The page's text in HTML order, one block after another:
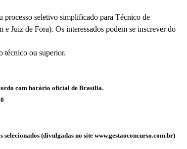
processo seletivo simplificado para Técnico de
Juiz de Fora). Os interessados podem se inscrever do
técnico ou superior.
com horário oficial de Brasília.
(divulgadas no site www.gestaoconcurso.com.br)